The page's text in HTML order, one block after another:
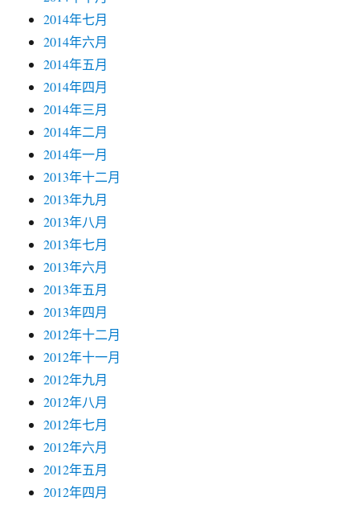
2014年七月
2014年六月
2014年五月
2014年四月
2014年三月
2014年二月
2014年一月
2013年十二月
2013年九月
2013年八月
2013年七月
2013年六月
2013年五月
2013年四月
2012年十二月
2012年十一月
2012年九月
2012年八月
2012年七月
2012年六月
2012年五月
2012年四月